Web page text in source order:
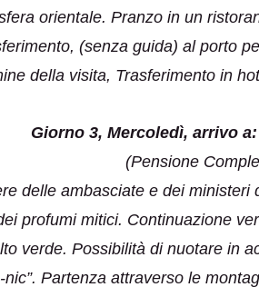
orientale. Pranzo in un
(senza guida) al porto
della visita, Trasferimento in
Giorno 3, Mercoledì, arrivo
(Pensione
delle ambasciate e dei
profumi mitici. Continuazione
verde. Possibilità di nuotare in
Partenza attraverso le